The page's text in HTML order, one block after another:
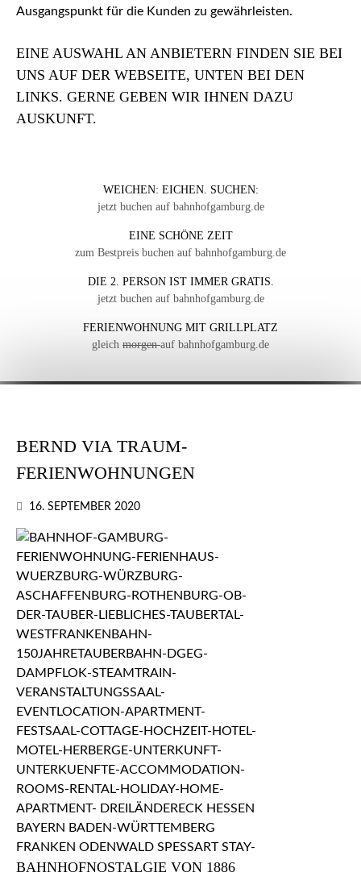
Ausgangspunkt für die Kunden zu gewährleisten.
EINE AUSWAHL AN ANBIETERN FINDEN SIE BEI
UNS AUF DER WEBSEITE, UNTEN BEI DEN
LINKS. GERNE GEBEN WIR IHNEN DAZU
AUSKUNFT.
WEICHEN: EICHEN. SUCHEN:
jetzt buchen auf bahnhofgamburg.de
EINE SCHÖNE ZEIT
zum Bestpreis buchen auf bahnhofgamburg.de
DIE 2. PERSON IST IMMER GRATIS.
jetzt buchen auf bahnhofgamburg.de
FERIENWOHNUNG MIT GRILLPLATZ
gleich morgenauf bahnhofgamburg.de
BERND VIA TRAUM-
FERIENWOHNUNGEN
16. SEPTEMBER 2020
BAHNHOFNOSTALGIE VON 1886